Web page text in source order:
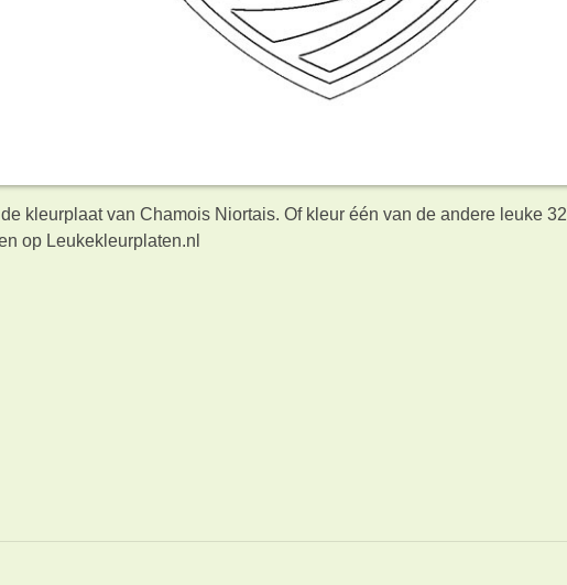
kleurplaat van Chamois Niortais. Of kleur één van de andere leuke 32
op Leukekleurplaten.nl